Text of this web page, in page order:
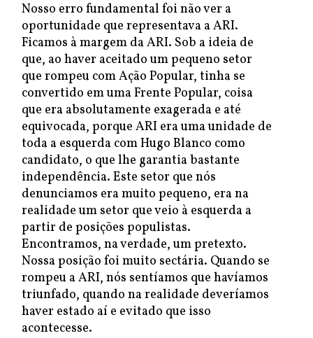
Nosso erro fundamental foi não ver a
oportunidade que representava a ARI.
Ficamos à margem da ARI. Sob a ideia de
que, ao haver aceitado um pequeno setor
que rompeu com Ação Popular, tinha se
convertido em uma Frente Popular, coisa
que era absolutamente exagerada e até
equivocada, porque ARI era uma unidade de
toda a esquerda com Hugo Blanco como
candidato, o que lhe garantia bastante
independência. Este setor que nós
denunciamos era muito pequeno, era na
realidade um setor que veio à esquerda a
partir de posições populistas.
Encontramos, na verdade, um pretexto.
Nossa posição foi muito sectária. Quando se
rompeu a ARI, nós sentíamos que havíamos
triunfado, quando na realidade deveríamos
haver estado aí e evitado que isso
acontecesse.